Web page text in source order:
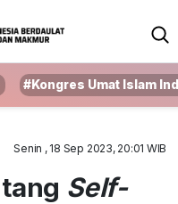
#Kongres Umat Islam
Senin , 18 Sep 2023, 20:01 WIB
Self-